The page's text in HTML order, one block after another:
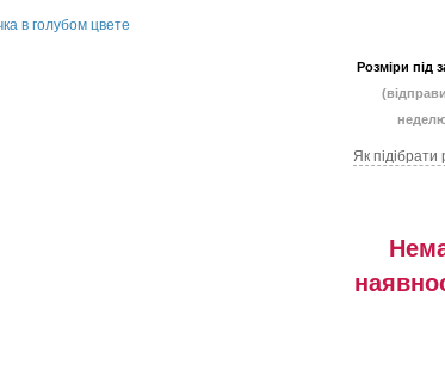
Розміри під
Як підібрати